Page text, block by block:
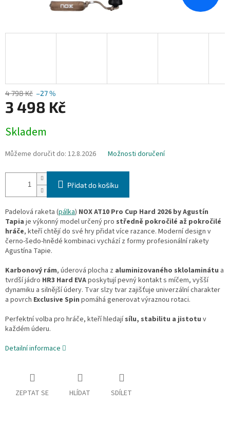
4 798 Kč –27 %
3 498 Kč
cena:
Skladem
Můžeme doručit do: 12.8.2026 Možnosti doručení
Přidat do košíku
Padelová raketa (pálka) NOX AT10 Pro Cup Hard 2026 by Agustín
Tapia je výkonný model určený pro středně pokročilé až pokročilé
hráče, kteří chtějí do své hry přidat více razance. Moderní design v
černo-šedo-hnědé kombinaci vychází z formy profesionální rakety
Agustína Tapie.
Karbonový rám, úderová plocha z aluminizovaného sklolaminátu a
tvrdší jádro HR3 Hard EVAposkytují pevný kontakt s míčem, vyšší
dynamiku a silnější údery. Tvar slzy tvar zajišťuje univerzální charakter
a povrch Exclusive Spin pomáhá generovat výraznou rotaci.
Perfektní volba pro hráče, kteří hledajísílu, stabilitu a jistotu v
každém úderu.
Detailní informace
ZEPTAT SE HLÍDAT SDÍLET